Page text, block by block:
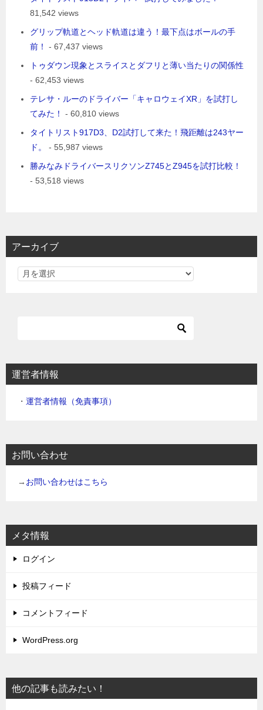
81,542 views
グリップ軌道とヘッド軌道は違う！最下点はボールの手
前！
- 67,437 views
トゥダウン現象とスライスとダフリと薄い当たりの関係性
- 62,453 views
テレサ・ルーのドライバー「キャロウェイXR」を試打し
てみた！
- 60,810 views
タイトリスト917D3、D2試打して来た！飛距離は243ヤー
ド。
- 55,987 views
勝みなみドライバースリクソンZ745とZ945を試打比較！
- 53,518 views
アーカイブ
運営者情報
・ 運営者情報（免責事項）
お問い合わせ
→ お問い合わせはこちら
メタ情報
ログイン
投稿フィード
コメントフィード
WordPress.org
他の記事も読みたい！